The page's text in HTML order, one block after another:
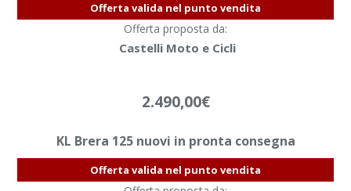
Offerta valida nel punto vendita
Offerta proposta da:
Castelli Moto e Cicli
2.490,00€
KL Brera 125 nuovi in pronta consegna
Offerta valida nel punto vendita